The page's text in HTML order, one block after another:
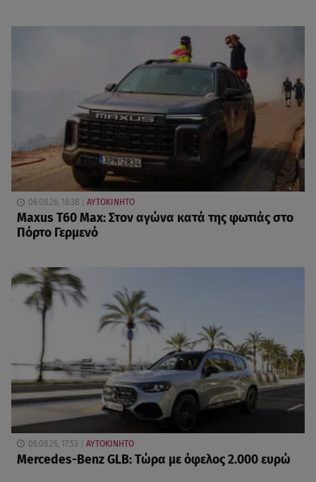
06.08.26, 18:38 ΑΥΤΟΚΙΝΗΤΟ
Maxus T60 Max: Στον αγώνα κατά της φωτιάς στο
Πόρτο Γερμενό
06.08.26, 17:53 ΑΥΤΟΚΙΝΗΤΟ
Mercedes-Benz GLB: Τώρα με όφελος 2.000 ευρώ